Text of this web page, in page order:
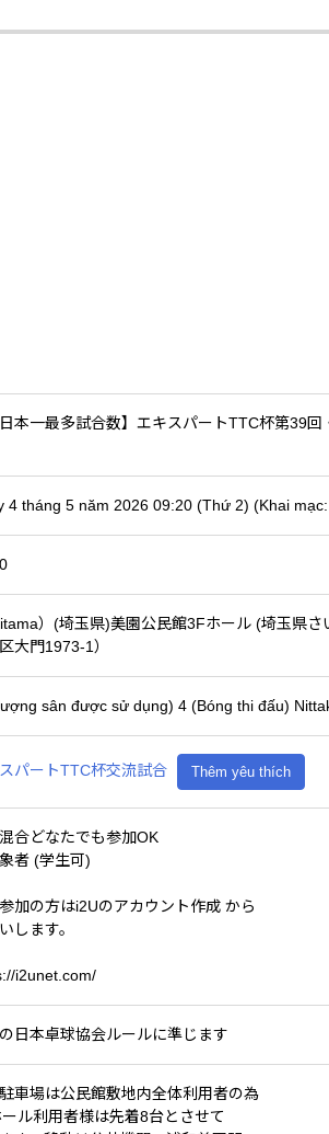
本一最多試合数】エキスパートTTC杯第39回
4 tháng 5 năm 2026 09:20 (Thứ 2) (Khai
）(埼玉県)美園公民館3Fホール (埼玉県
大門1973-1）
sân được sử dụng) 4 (Bóng thi đấu)
パートTTC杯交流試合 Thêm yêu thích
合どなたでも参加OK
者 (学生可)
参加の方はi2Uのアカウント作成 から
します。
i2unet.com/
日本卓球協会ルールに準じます
車場は公民館敷地内全体利用者の為
ル利用者様は先着8台とさせて